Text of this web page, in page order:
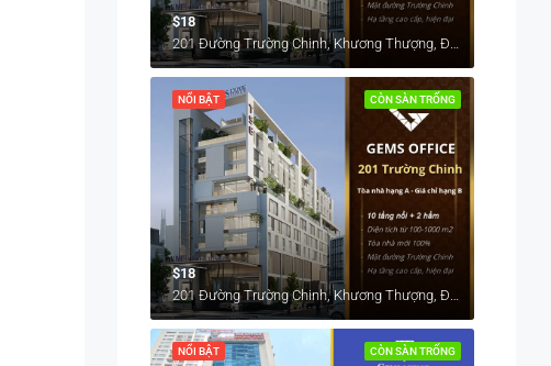
$18
CÒN SÀN TRỐNG
NỔI BẬT
$18
201 Đường Trường Chinh, Khương Thượng, Đống Đa, Hà Nội, Việt Nam
CÒN SÀN TRỐNG
NỔI BẬT